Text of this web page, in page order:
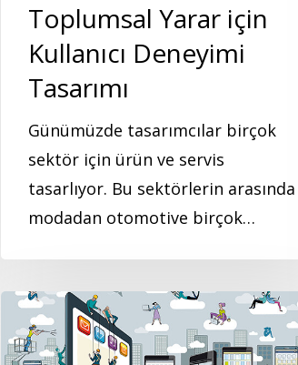
Toplumsal Yarar için
Kullanıcı Deneyimi
Tasarımı
Günümüzde tasarımcılar birçok
sektör için ürün ve servis
tasarlıyor. Bu sektörlerin arasında
modadan otomotive birçok…
Mobil
Navigasyon